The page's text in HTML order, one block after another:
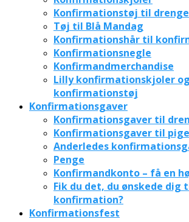
Konfirmationstøj til drenge
Tøj til Blå Mandag
Konfirmationshår til
Konfirmationsnegle
Konfirmandmerchandise
Lilly konfirmationskjoler og
konfirmationstøj
Konfirmationsgaver
Konfirmationsgaver til
Konfirmationsgaver til
Anderledes
Penge
Konfirmandkonto – få en
Fik du det, du ønskede dig
konfirmation?
Konfirmationsfest